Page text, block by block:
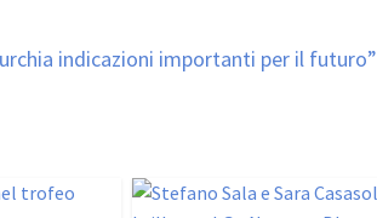
indicazioni importanti per il futuro”